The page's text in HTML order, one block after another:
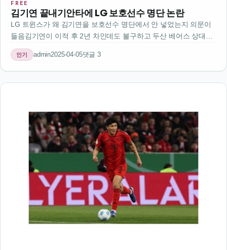
FREE
김기연 끝내기안타에 LG 보호선수 명단 논란
LG 트윈스가 왜 김기연을 보호선수 명단에서 안 넣었는지 의문이
들음김기연이 이적 후 2년 차인데도 불구하고 두산 베어스 상대로
첫 끝내기안타를 치면서 화제임그런데 그 경기에서 김기연이 뛰지
못했음보통 보호선수 명단에 들어가면 시즌 중간에 다른 팀으로 이
적할 수 없는데…
인기 admin2025-04-05댓글 3